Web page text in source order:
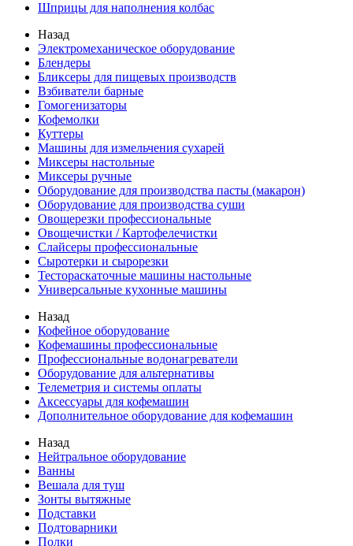
Шприцы для наполнения колбас
Назад
Электромеханическое оборудование
Блендеры
Бликсеры для пищевых производств
Взбиватели барные
Гомогенизаторы
Кофемолки
Куттеры
Машины для измельчения сухарей
Миксеры настольные
Миксеры ручные
Оборудование для производства пасты (макарон)
Оборудование для производства суши
Овощерезки профессиональные
Овощечистки / Картофелечистки
Слайсеры профессиональные
Сыротерки и сырорезки
Тестораскаточные машины настольные
Универсальные кухонные машины
Назад
Кофейное оборудование
Кофемашины профессиональные
Профессиональные водонагреватели
Оборудование для альтернативы
Телеметрия и системы оплаты
Аксессуары для кофемашин
Дополнительное оборудование для кофемашин
Назад
Нейтральное оборудование
Ванны
Вешала для туш
Зонты вытяжные
Подставки
Подтоварники
Полки